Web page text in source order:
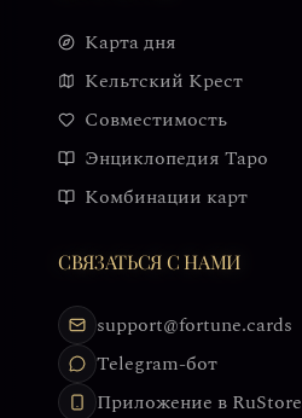
Карта дня
Кельтский Крест
Совместимость
Энциклопедия Таро
Комбинации карт
СВЯЗАТЬСЯ С НАМИ
support@fortune.cards
Telegram-бот
Приложение в RuStore